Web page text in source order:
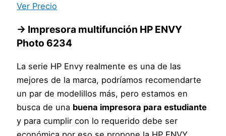
Ver Precio
→ Impresora multifunción HP ENVY
Photo 6234
La serie HP Envy realmente es una de las
mejores de la marca, podríamos recomendarte
un par de modelillos más, pero estamos en
busca de una buena impresora para estudiante
y para cumplir con lo requerido debe ser